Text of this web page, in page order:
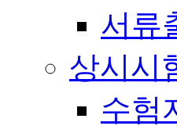
서류
상시시
수험